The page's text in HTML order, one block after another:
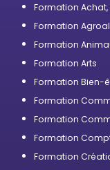
Formation
Formation
Formation
Formation Arts
Formation Bien-
Formation
Formation
Formation
Formation